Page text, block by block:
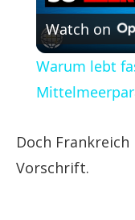
Watch on
Warum lebt
Doch
Vorschrift.